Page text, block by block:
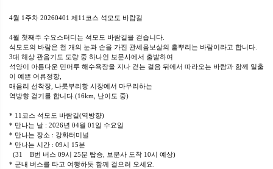
4월 1주차 20260401 제11코스 석모도 바람길
4월 첫째주 수요스터디는 석모도 바람길을 걷습니다.
석모도의 바람은 천 개의 눈과 손을 가진 관세음보살의 흩뿌리는 바람이라고 합니다.
3대 해상 관음기도 도량 중 하나인 보문사에서 출발하여
석양이 아름다운 민머루 해수욕장을 지나 걷는 걸음 뒤에서 따라오는 바람과 함께 일출
이 예쁜 어류정항,
매음리 선착장, 나룻부리항 시장에서 마무리하는
역방향 걷기를 합니다.(16km, 난이도 중)
* 11코스 석모도 바람길(역방향)
* 만나는 날 : 2026년 04월 01일 수요일
* 만나는 장소 : 강화터미널
* 만나는 시간 : 09시 15분
(31 B번 버스 09시 25분 탑승, 보문사 도착 10시 예상)
* 군내 버스를 타고 여행하듯 함께 걸으러 오세요.